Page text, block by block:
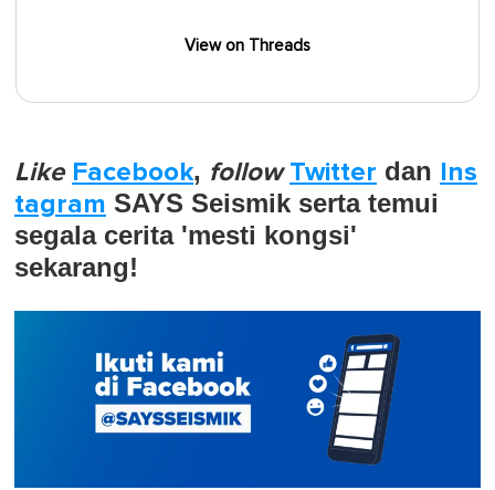
View on Threads
Like Facebook, follow Twitter dan Ins
tagram SAYS Seismik serta temui
segala cerita 'mesti kongsi'
sekarang!